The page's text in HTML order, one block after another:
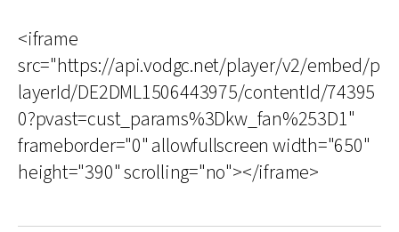
<iframe
src="https://api.vodgc.net/player/v2/embed/p
layerId/DE2DML1506443975/contentId/74395
0?pvast=cust_params%3Dkw_fan%253D1"
frameborder="0" allowfullscreen width="650"
height="390" scrolling="no"></iframe>